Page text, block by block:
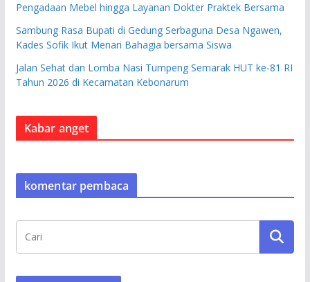
Pengadaan Mebel hingga Layanan Dokter Praktek Bersama
Sambung Rasa Bupati di Gedung Serbaguna Desa Ngawen,
Kades Sofik Ikut Menari Bahagia bersama Siswa
Jalan Sehat dan Lomba Nasi Tumpeng Semarak HUT ke-81 RI
Tahun 2026 di Kecamatan Kebonarum
Kabar anget
komentar pembaca